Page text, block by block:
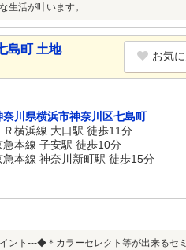
生活が叶います。
島町 土地 お気
奈川県横浜市神奈川区七島町
Ｒ横浜線 大口駅 徒歩11分
急本線 子安駅 徒歩10分
急本線 神奈川新町駅 徒歩15分
ント---◆＊カラーセレクト等が出来るセ